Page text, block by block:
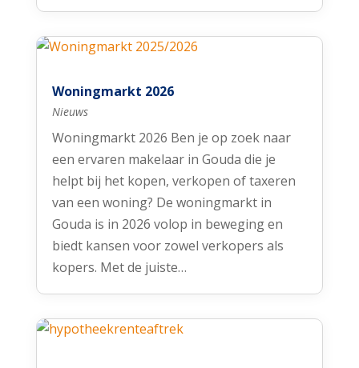
Woningmarkt 2026
Nieuws
Woningmarkt 2026 Ben je op zoek naar
een ervaren makelaar in Gouda die je
helpt bij het kopen, verkopen of taxeren
van een woning? De woningmarkt in
Gouda is in 2026 volop in beweging en
biedt kansen voor zowel verkopers als
kopers. Met de juiste…